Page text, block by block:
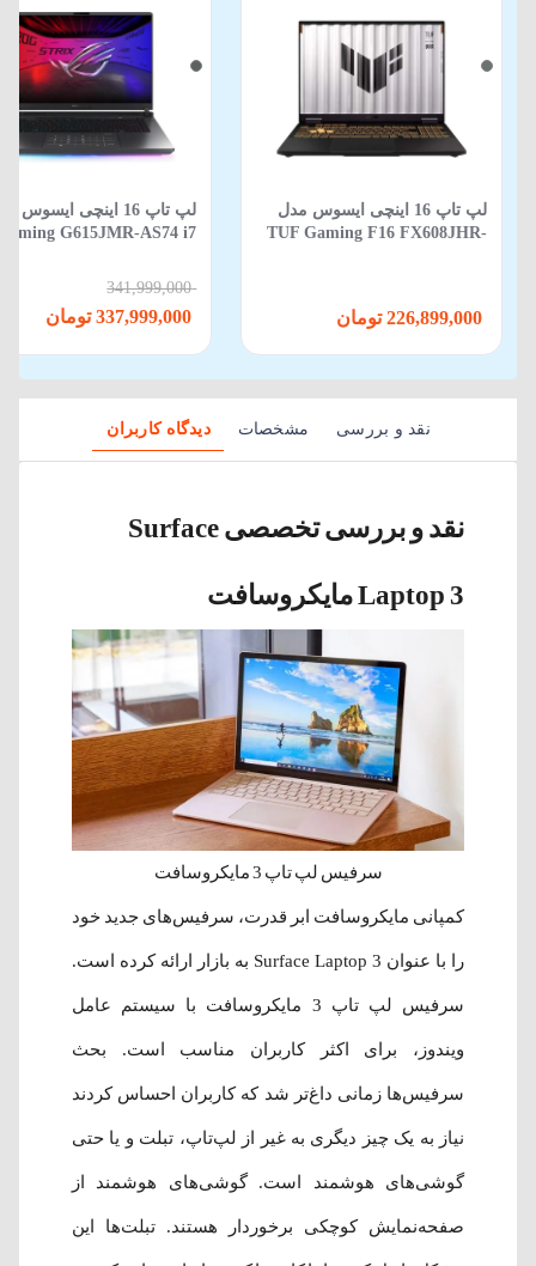
لپ تاپ 16 اینچی ایسوس مدل
TUF Gaming F16 FX608JHR-
لپ‌ تاپ 16 اینچی ایسوس
G615JMR-AS74 i7
RTX5060-WIN 11
341,999,000
نقد و بررسی مشخصات دیدگاه کاربران
نقد و بررسی تخصصی Surface
Laptop 3 مایکروسافت
سرفیس لپ تاپ 3 مایکروسافت
کمپانی مایکروسافت ابر قدرت، سرفیس‌های جدید خود
را با عنوان Surface Laptop 3 به بازار ارائه کرده است.
سرفیس لپ تاپ 3 مایکروسافت با سیستم عامل
ویندوز، برای اکثر کاربران مناسب است. بحث
سرفیس‌ها زمانی داغ‌تر شد که کاربران احساس کردند
نیاز به یک چیز دیگری به غیر از لپ‌تاپ، تبلت و یا حتی
گوشی‌های هوشمند است. گوشی‌های هوشمند از
صفحه‌نمایش کوچکی برخوردار هستند. تبلت‌ها این